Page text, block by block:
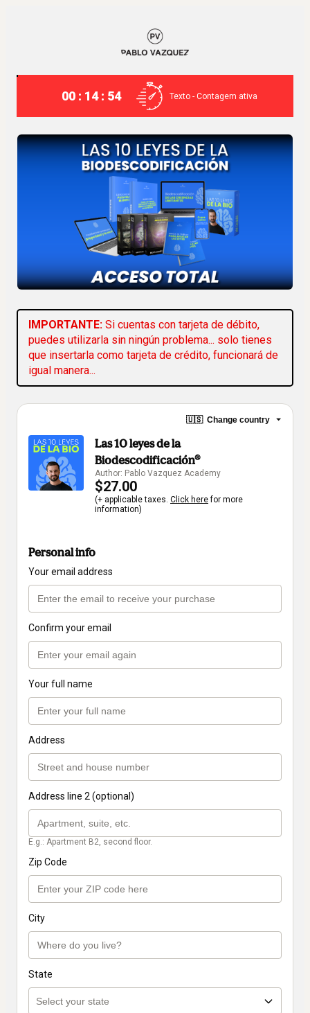
00 : 14 : 54 Texto - Contagem ativa
IMPORTANTE: Si cuentas con tarjeta de débito,
puedes utilizarla sin ningún problema... solo tienes
que insertarla como tarjeta de crédito, funcionará de
igual manera...
🇺🇸 Change country
Las 10 leyes de la
Biodescodificación®
Author: Pablo Vazquez Academy
$27.00
(+ applicable taxes. Click herefor more
information)
Personal info
Your email address
Confirm your email
Your full name
Address
Address line 2 (optional)
E.g.: Apartment B2, second floor.
Zip Code
City
State